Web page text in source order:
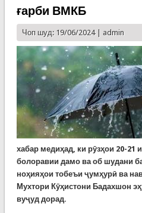
ғарби ВМКБ
Чоп шуд: 19/06/2024 | admin
хабар медиҳад, ки рӯзҳои 20-21
болоравии дамо ва об шудани
ноҳияҳои тобеъи ҷумҳурӣ ва
Мухтори Кӯҳистони Бадахшон
вуҷуд дорад.